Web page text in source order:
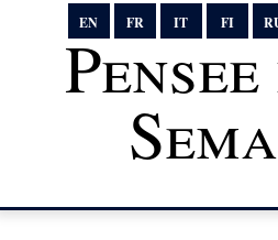
EN FR IT FI